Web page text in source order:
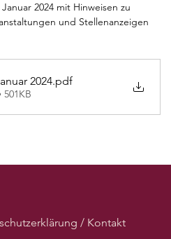
2024 mit Hinweisen zu
und Stellenanzeigen
2024.pdf
/ Kontakt